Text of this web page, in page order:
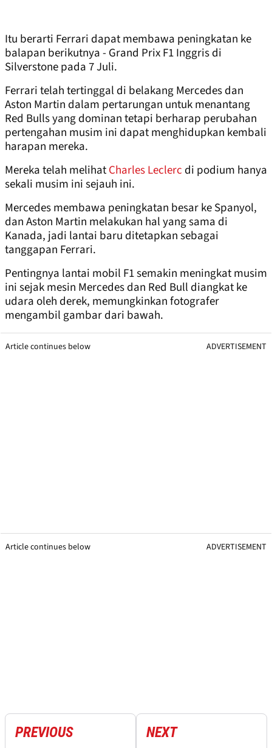
Itu berarti Ferrari dapat membawa peningkatan ke
balapan berikutnya - Grand Prix F1 Inggris di
Silverstone pada 7 Juli.
Ferrari telah tertinggal di belakang Mercedes dan
Aston Martin dalam pertarungan untuk menantang
Red Bulls yang dominan tetapi berharap perubahan
pertengahan musim ini dapat menghidupkan kembali
harapan mereka.
Mereka telah melihatCharles Leclerc di podium hanya
sekali musim ini sejauh ini.
Mercedes membawa peningkatan besar ke Spanyol,
dan Aston Martin melakukan hal yang sama di
Kanada, jadi lantai baru ditetapkan sebagai
tanggapan Ferrari.
Pentingnya lantai mobil F1 semakin meningkat musim
ini sejak mesin Mercedes dan Red Bull diangkat ke
udara oleh derek, memungkinkan fotografer
mengambil gambar dari bawah.
Article continues below ADVERTISEMENT
Article continues below ADVERTISEMENT
PREVIOUS NEXT